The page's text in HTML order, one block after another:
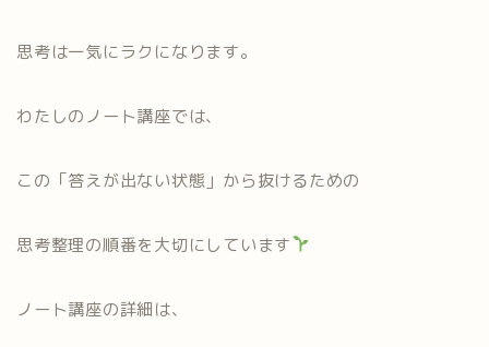
思考は一気にラクになります。
わたしのノート講座では、
この「答えが出ない状態」から抜けるための
思考整理の順番を大切にしています
ノート講座の詳細は、